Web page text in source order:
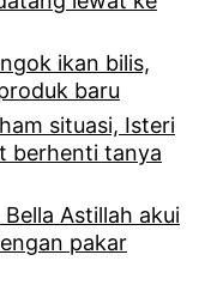
ikan bilis,
baru
situasi, Isteri
berhenti tanya
Astillah akui
pakar